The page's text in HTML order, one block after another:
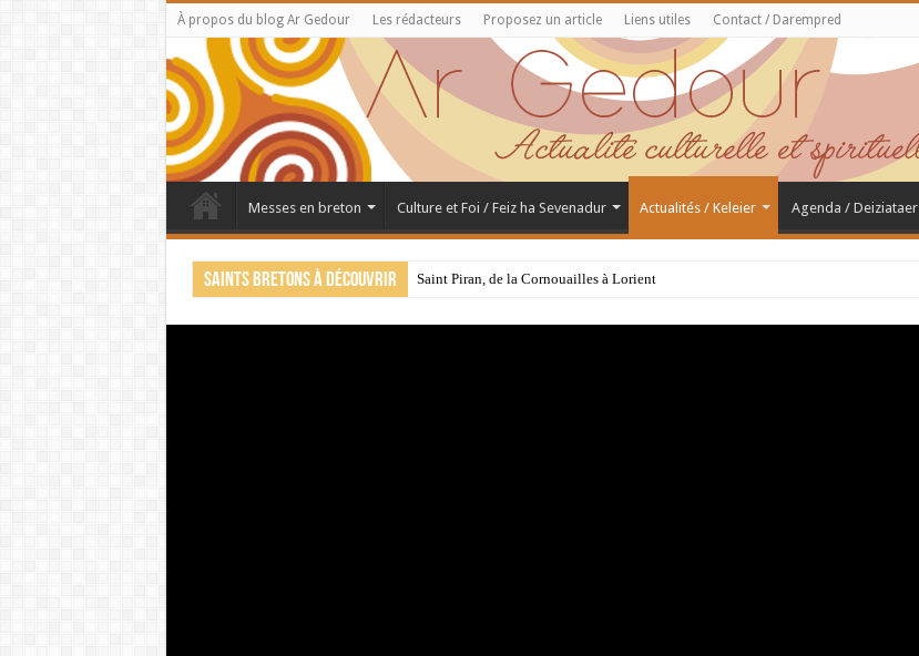
À propos du blog Ar Gedour Les rédacteurs Proposez un article Liens utiles Contact / Darempred
Messes en breton Culture et Foi / Feiz ha Sevenadur Actualités / Keleier Agenda / Deiziataer
Saints bretons à découvrir Saint Piran, de la Cornouailles à Lorient